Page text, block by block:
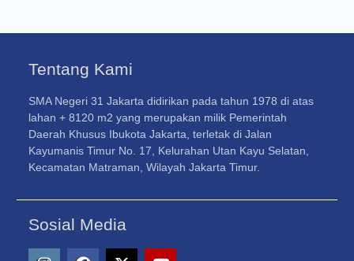
Tentang Kami
SMA Negeri 31 Jakarta didirikan pada tahun 1978 di atas
lahan + 8120 m2 yang merupakan milik Pemerintah
Daerah Khusus Ibukota Jakarta, terletak di Jalan
Kayumanis Timur No. 17, Kelurahan Utan Kayu Selatan,
Kecamatan Matraman, Wilayah Jakarta Timur.
Sosial Media